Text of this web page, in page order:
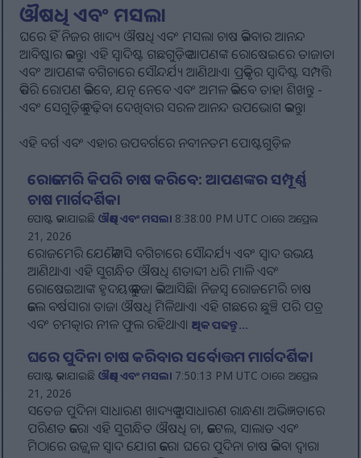
ଔଷଧି ଏବଂ ମସଲା
ଘରେ ହିଁ ନିଜର ଖାଦ୍ୟ ଔଷଧି ଏବଂ ମସଲା ଚାଷ କରିବାର ଆନନ୍ଦ
ଆବିଷ୍କାର କରନ୍ତୁ। ଏହି ସ୍ୱାଦିଷ୍ଟ ଗଛଗୁଡ଼ିକ ଆପଣଙ୍କ ରୋଷେଇରେ ତାଜାତା
ଏବଂ ଆପଣଙ୍କ ବଗିଚାରେ ସୌନ୍ଦର୍ଯ୍ୟ ଆଣିଥାଏ। ପ୍ରକୃତିର ସ୍ୱାଦିଷ୍ଟ ସମ୍ପତ୍ତି
କିପରି ରୋପଣ କରିବେ, ଯତ୍ନ ନେବେ ଏବଂ ଅମଳ କରିବେ ତାହା ଶିଖନ୍ତୁ -
ଏବଂ ସେଗୁଡ଼ିକୁ ବଢ଼ିବା ଦେଖିବାର ସରଳ ଆନନ୍ଦ ଉପଭୋଗ କରନ୍ତୁ।
ଏହି ବର୍ଗ ଏବଂ ଏହାର ଉପବର୍ଗରେ ନବୀନତମ ପୋଷ୍ଟଗୁଡ଼ିକ:
ରୋଜମେରି କିପରି ଚାଷ କରିବେ: ଆପଣଙ୍କର ସମ୍ପୂର୍ଣ୍ଣ
ଚାଷ ମାର୍ଗଦର୍ଶିକା
ପୋଷ୍ଟ କରାଯାଇଛିଔଷଧି ଏବଂ ମସଲା 8:38:00 PM UTC ଠାରେ ଅପ୍ରେଲ
21, 2026
ରୋଜମେରି ଯେକୌଣସି ବଗିଚାରେ ସୌନ୍ଦର୍ଯ୍ୟ ଏବଂ ସ୍ୱାଦ ଉଭୟ
ଆଣିଥାଏ। ଏହି ସୁଗନ୍ଧିତ ଔଷଧି ଶତାବ୍ଦୀ ଧରି ମାଳି ଏବଂ
ରୋଷେଇଆଙ୍କ ହୃଦୟକୁ କବଜା କରିଆସିଛି। ନିଜସ୍ୱ ରୋଜମେରି ଚାଷ
କଲେ ବର୍ଷସାରା ତାଜା ଔଷଧି ମିଳିଥାଏ। ଏହି ଗଛରେ ଛୁଞ୍ଚି ପରି ପତ୍ର
ଏବଂ ଚମତ୍କାର ନୀଳ ଫୁଲ ରହିଥାଏ।ଅଧିକ ପଢନ୍ତୁ...
ଘରେ ପୁଦିନା ଚାଷ କରିବାର ସର୍ବୋତ୍ତମ ମାର୍ଗଦର୍ଶିକା
ପୋଷ୍ଟ କରାଯାଇଛିଔଷଧି ଏବଂ ମସଲା 7:50:13 PM UTC ଠାରେ ଅପ୍ରେଲ
21, 2026
ସତେଜ ପୁଦିନା ସାଧାରଣ ଖାଦ୍ୟକୁ ଅସାଧାରଣ ରାନ୍ଧଣା ଅଭିଜ୍ଞତାରେ
ପରିଣତ କରେ। ଏହି ସୁଗନ୍ଧିତ ଔଷଧି ଚା, କକଟେଲ, ସାଲାଡ ଏବଂ
ମିଠାରେ ଉଜ୍ଜ୍ୱଳ ସ୍ୱାଦ ଯୋଗ କରେ। ଘରେ ପୁଦିନା ଚାଷ କରିବା ଦ୍ୱାରା